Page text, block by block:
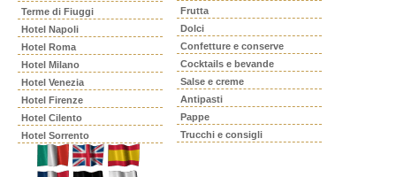
Terme di Fiuggi
Hotel Napoli
Hotel Roma
Hotel Milano
Hotel Venezia
Hotel Firenze
Hotel Cilento
Hotel Sorrento
Frutta
Dolci
Confetture e conserve
Cocktails e bevande
Salse e creme
Antipasti
Pappe
Trucchi e consigli